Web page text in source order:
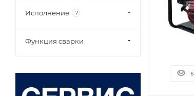
Исполнение ?
Функция сварки